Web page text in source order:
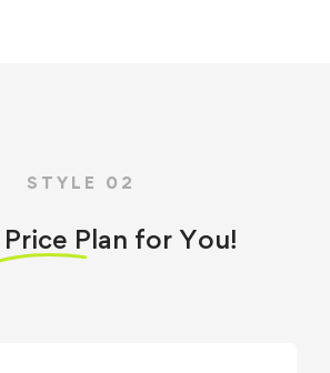
STYLE 02
Price Plan for You!